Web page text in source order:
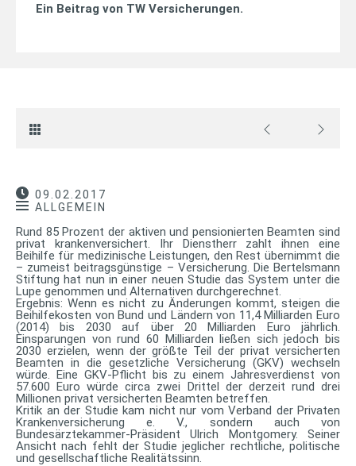
Ein Beitrag von TW Versicherungen.
09.02.2017
ALLGEMEIN
Rund 85 Prozent der aktiven und pensionierten Beamten sind
privat krankenversichert. Ihr Dienstherr zahlt ihnen eine
Beihilfe für medizinische Leistungen, den Rest übernimmt die
– zumeist beitragsgünstige – Versicherung. Die Bertelsmann
Stiftung hat nun in einer neuen Studie das System unter die
Lupe genommen und Alternativen durchgerechnet.
Ergebnis: Wenn es nicht zu Änderungen kommt, steigen die
Beihilfekosten von Bund und Ländern von 11,4 Milliarden Euro
(2014) bis 2030 auf über 20 Milliarden Euro jährlich.
Einsparungen von rund 60 Milliarden ließen sich jedoch bis
2030 erzielen, wenn der größte Teil der privat versicherten
Beamten in die gesetzliche Versicherung (GKV) wechseln
würde. Eine GKV-Pflicht bis zu einem Jahresverdienst von
57.600 Euro würde circa zwei Drittel der derzeit rund drei
Millionen privat versicherten Beamten betreffen.
Kritik an der Studie kam nicht nur vom Verband der Privaten
Krankenversicherung e. V., sondern auch von
Bundesärztekammer-Präsident Ulrich Montgomery. Seiner
Ansicht nach fehlt der Studie jeglicher rechtliche, politische
und gesellschaftliche Realitätssinn.